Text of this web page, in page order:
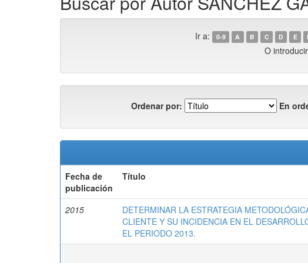
Ir a: 0-9 A B C D E
O
Ordenar por: En
Fecha de
publicación
Título
2015
DETERMINAR LA ESTRATEGIA
CLIENTE Y SU INCIDENCIA EN EL
EL PERIODO 2013.